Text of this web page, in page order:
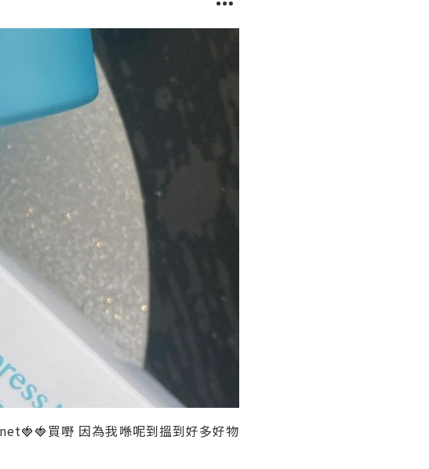
買嘢 因為我喺呢到搵到好多好物